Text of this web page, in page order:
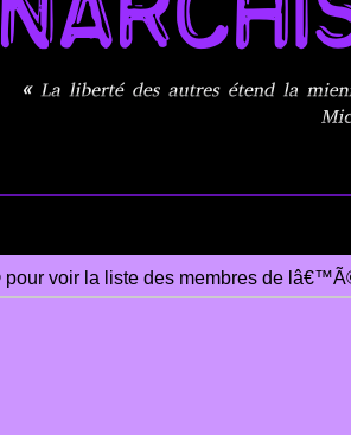
voir la liste des membres de